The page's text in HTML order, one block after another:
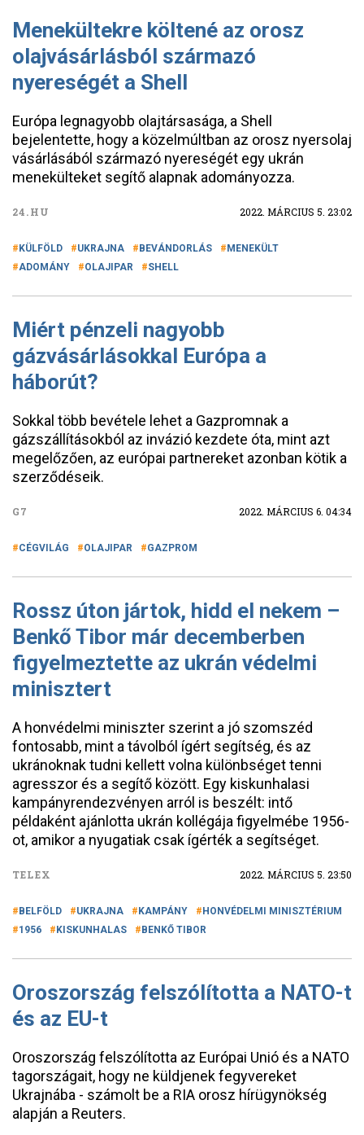
Menekültekre költené az orosz
olajvásárlásból származó
nyereségét a Shell
Európa legnagyobb olajtársasága, a Shell
bejelentette, hogy a közelmúltban az orosz nyersolaj
vásárlásából származó nyereségét egy ukrán
menekülteket segítő alapnak adományozza.
24.HU 2022. MÁRCIUS 5. 23:02
KÜLFÖLD UKRAJNA BEVÁNDORLÁS
MENEKÜLT
ADOMÁNY
OLAJIPAR SHELL
Miért pénzeli nagyobb
gázvásárlásokkal Európa a
háborút?
Sokkal több bevétele lehet a Gazpromnak a
gázszállításokból az invázió kezdete óta, mint azt
megelőzően, az európai partnereket azonban kötik a
szerződéseik.
G7 2022. MÁRCIUS 6. 04:34
CÉGVILÁG OLAJIPAR GAZPROM
Rossz úton jártok, hidd el nekem –
Benkő Tibor már decemberben
figyelmeztette az ukrán védelmi
minisztert
A honvédelmi miniszter szerint a jó szomszéd
fontosabb, mint a távolból ígért segítség, és az
ukránoknak tudni kellett volna különbséget tenni
agresszor és a segítő között. Egy kiskunhalasi
kampányrendezvényen arról is beszélt: intő
példaként ajánlotta ukrán kollégája figyelmébe 1956-
ot, amikor a nyugatiak csak ígérték a segítséget.
TELEX 2022. MÁRCIUS 5. 23:50
BELFÖLD UKRAJNA KAMPÁNY
HONVÉDELMI MINISZTÉRIUM
1956
KISKUNHALAS BENKŐ TIBOR
Oroszország felszólította a NATO-t
és az EU-t
Oroszország felszólította az Európai Unió és a NATO
tagországait, hogy ne küldjenek fegyvereket
Ukrajnába - számolt be a RIA orosz hírügynökség
alapján a Reuters.